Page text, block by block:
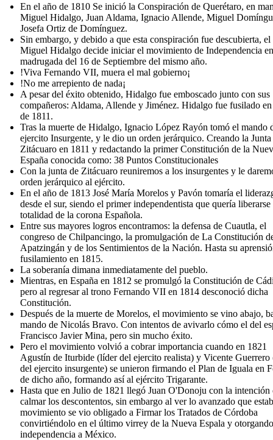
En el año de 1810 Se inició la Conspiración de Querétaro, en
Miguel Hidalgo, Juan Aldama, Ignacio Allende, Miguel
Josefa Ortiz de Domínguez.
Sin embargo, y debido a que esta conspiración fue descubierta, el
Miguel Hidalgo decide iniciar el movimiento de Independencia
madrugada del 16 de Septiembre del mismo año.
!Viva Fernando VII, muera el mal gobierno¡
!No me arrepiento de nada¡
A pesar del éxito obtenido, Hidalgo fue emboscado junto con sus
compañeros: Aldama, Allende y Jiménez. Hidalgo fue fusilado
de 1811.
Tras la muerte de Hidalgo, Ignacio López Rayón tomó el mando
ejercito Insurgente , y le dio un orden jerárquico. Creando la Junta
Zitácuaro en 1811 y redactando la primer Constitución de la
España conocida como: 38 Puntos Constitucionales
Con la junta de Zitácuaro reuniremos a los insurgentes y le
orden jerárquico al ejército.
En el año de 1813 José María Morelos y Pavón tomaría el
desde el sur, siendo el primer independentista que quería liberarse
totalidad de la corona Española.
Entre sus mayores logros encontramos: la defensa de Cuautla, el
congreso de Chilpancingo, la promulgación de La Constitución
Apatzingán y de los Sentimientos de la Nación. Hasta su
fusilamiento en 1815.
La soberanía dimana inmediatamente del pueblo.
Mientras, en España en 1812 se promulgó la Constitución de
pero al regresar al trono Fernando VII en 1814 desconoció dicha
Constitución.
Después de la muerte de Morelos, el movimiento se vino abajo,
mando de Nicolás Bravo. Con intentos de avivarlo cómo el del
Francisco Javier Mina, pero sin mucho éxito.
Pero el movimiento volvió a cobrar importancia cuando en 1821
Agustín de Iturbide (líder del ejercito realista) y Vicente Guerrero
del ejercito insurgente) se unieron firmando el Plan de Iguala en
de dicho año, formando así al ejército Trigarante.
Hasta que en Julio de 1821 llegó Juan O'Donoju con la intención
calmar los descontentos, sin embargo al ver lo avanzado que
movimiento se vio obligado a Firmar los Tratados de Córdoba
convirtiéndolo en el último virrey de la Nueva Espala y
independencia a México.